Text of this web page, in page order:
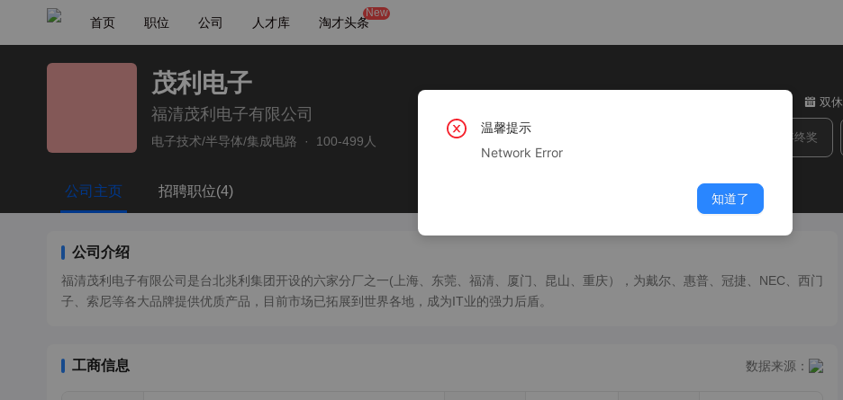
首页 职位 公司 人才库 淘才头条
New
茂利电子
福清茂利电子有限公司
电子技术/半导体/集成电路 · 100-499人
双休
年终奖
公司主页 招聘职位(4)
公司介绍
福清茂利电子有限公司是台北兆利集团开设的六家分厂之一(上海、东莞、福清、厦门、昆山、重庆），为戴尔、惠普、冠捷、NEC、西门
子、索尼等各大品牌提供优质产品，目前市场已拓展到世界各地，成为IT业的强力后盾。
工商信息 数据来源：
温馨提示
Network Error
知道了